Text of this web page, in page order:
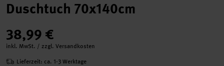
Duschtuch 70x140cm
38,99 €
inkl. MwSt. / zzgl. Versandkosten
Lieferzeit: ca. 1-3 Werktage